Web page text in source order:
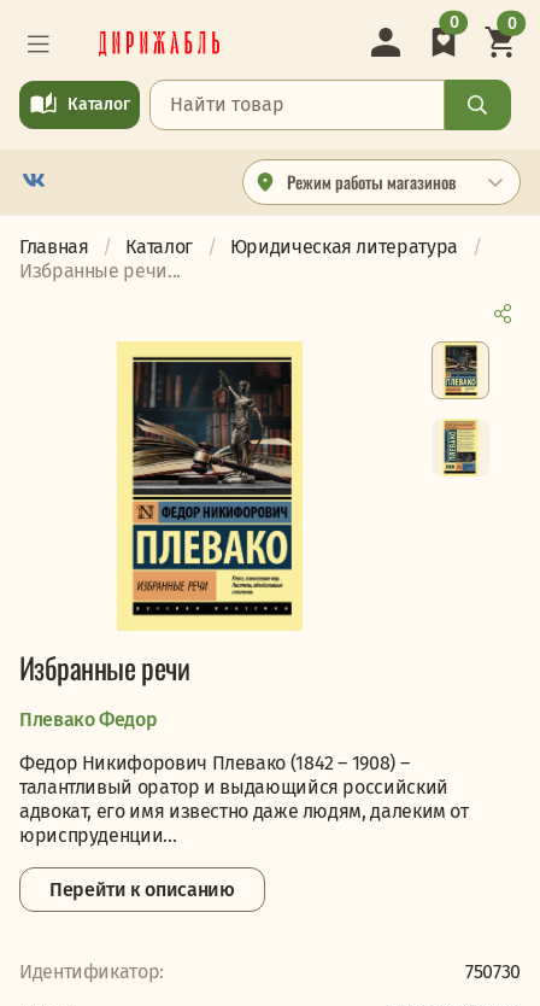
Режим работы магазинов
Каталог
0 0
Главная Каталог
Юридическая литература
Избранные речи...
Избранные речи
Плевако Федор
Федор Никифорович Плевако (1842 – 1908) –
талантливый оратор и выдающийся российский
адвокат, его имя известно даже людям, далеким от
юриспруденции...
Перейти к описанию
Идентификатор:
750730